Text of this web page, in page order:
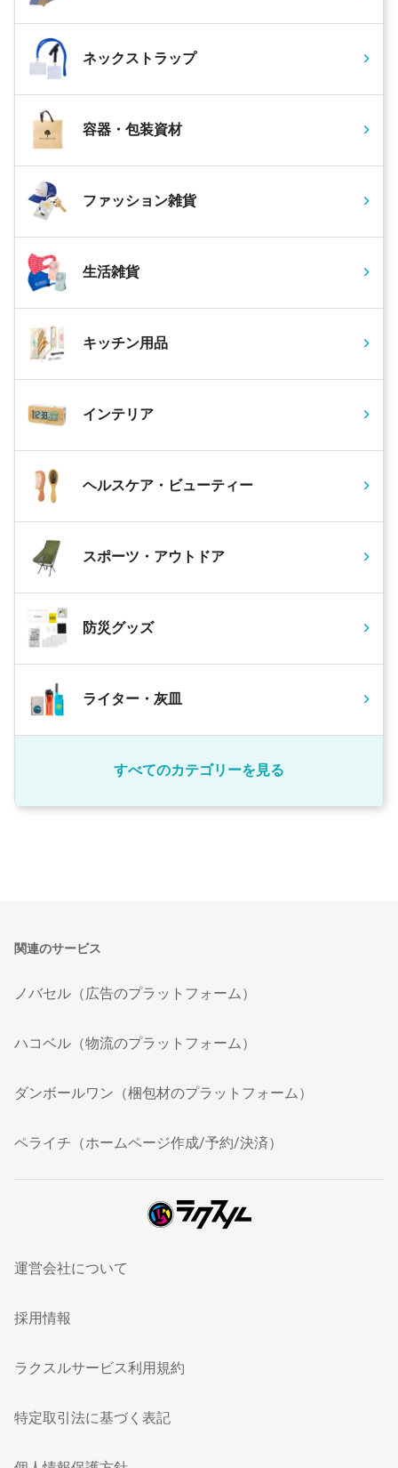
ネックストラップ
容器・包装資材
ファッション雑貨
生活雑貨
キッチン用品
インテリア
ヘルスケア・ビューティー
スポーツ・アウトドア
防災グッズ
ライター・灰皿
すべてのカテゴリーを見る
関連のサービス
ノバセル（広告のプラットフォーム）
ハコベル（物流のプラットフォーム）
ダンボールワン（梱包材のプラットフォーム）
ペライチ（ホームページ作成/予約/決済）
運営会社について
採用情報
ラクスルサービス利用規約
特定取引法に基づく表記